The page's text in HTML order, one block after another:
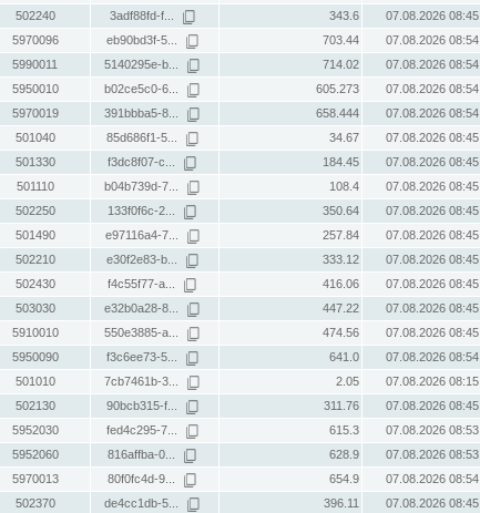
502240 3adf88fd-f... 343.6
07.08.2026 08:45
5970096 eb90bd3f-5... 703.44
07.08.2026 08:54
5990011 5140295e-b... 714.02
07.08.2026 08:54
5950010 b02ce5c0-6... 605.273
07.08.2026 08:54
5970019 391bbba5-8... 658.444
07.08.2026 08:54
501040 85d686f1-5... 34.67
07.08.2026 08:45
501330 f3dc8f07-c... 184.45
07.08.2026 08:45
501110 b04b739d-7... 108.4
07.08.2026 08:45
502250 133f0f6c-2... 350.64
07.08.2026 08:45
501490 e97116a4-7... 257.84
07.08.2026 08:45
502210 e30f2e83-b... 333.12
07.08.2026 08:45
502430 f4c55f77-a... 416.06
07.08.2026 08:45
503030 e32b0a28-8... 447.22
07.08.2026 08:45
5910010 550e3885-a... 474.56
07.08.2026 08:45
5950090 f3c6ee73-5... 641.0
07.08.2026 08:54
501010 7cb7461b-3... 2.05
07.08.2026 08:15
502130 90bcb315-f... 311.76
07.08.2026 08:45
5952030 fed4c295-7... 615.3
07.08.2026 08:53
5952060 816affba-0... 628.9
07.08.2026 08:53
5970013 80f0fc4d-9... 654.9
07.08.2026 08:54
502370 de4cc1db-5... 396.11 07.08.2026 08:45